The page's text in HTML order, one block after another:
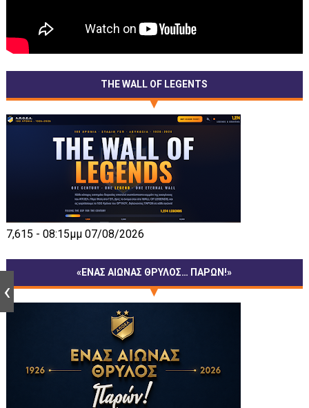
THE WALL OF LEGENTS
7,615 - 08:15μμ 07/08/2026
«ΕΝΑΣ ΑΙΩΝΑΣ ΘΡΥΛΟΣ… ΠΑΡΩΝ!»